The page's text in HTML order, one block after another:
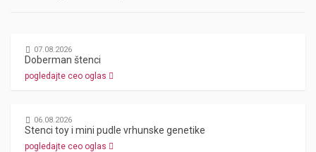
07.08.2026
Doberman štenci
pogledajte ceo oglas
06.08.2026
Stenci toy i mini pudle vrhunske genetike
pogledajte ceo oglas